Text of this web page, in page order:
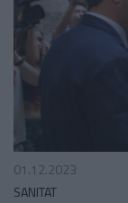
01.12.2023
SANITAT